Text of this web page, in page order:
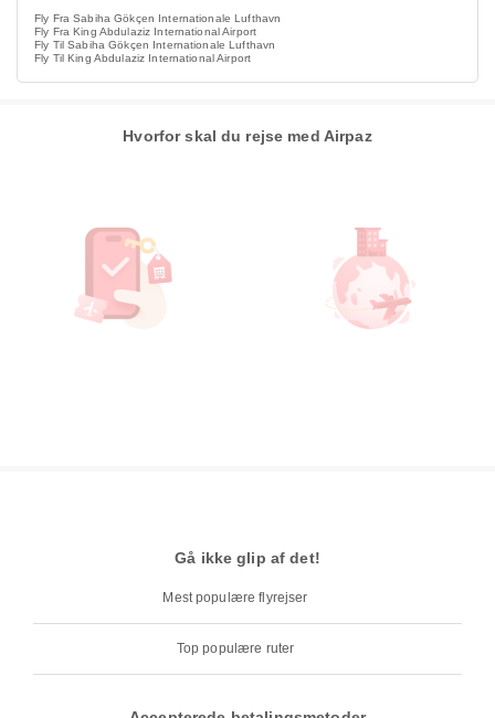
Fly Fra Sabiha Gökçen Internationale Lufthavn
Fly Fra King Abdulaziz International Airport
Fly Til Sabiha Gökçen Internationale Lufthavn
Fly Til King Abdulaziz International Airport
Hvorfor skal du rejse med Airpaz
Gå ikke glip af det!
Mest populære flyrejser
Top populære ruter